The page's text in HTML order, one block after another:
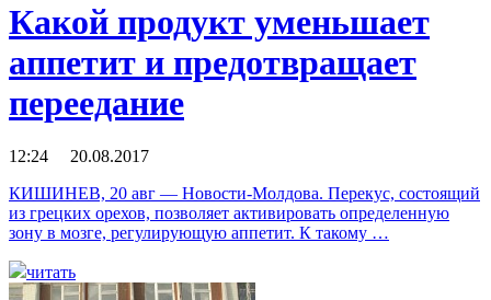
Какой продукт уменьшает
аппетит и предотвращает
переедание
12:24 20.08.2017
КИШИНЕВ, 20 авг — Новости-Молдова. Перекус, состоящий
из грецких орехов, позволяет активировать определенную
зону в мозге, регулирующую аппетит. К такому …
читать